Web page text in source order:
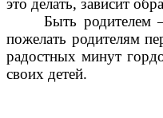
это делать, зависит
Быть родителем
пожелать родителям
радостных минут
своих детей.